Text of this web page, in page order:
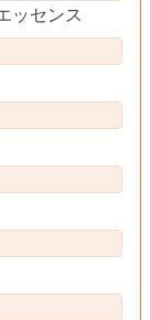
ッセンス